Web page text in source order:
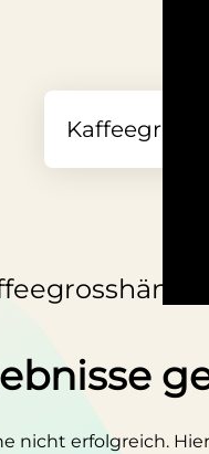
nicht erfolgreich.